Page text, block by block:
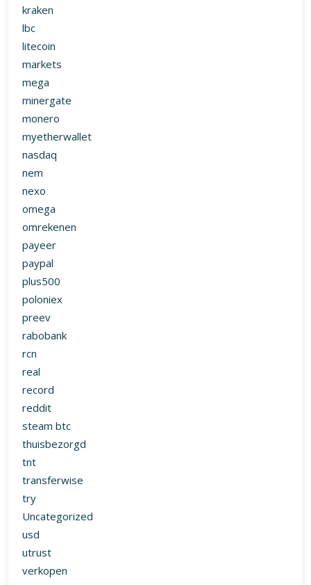
kraken
lbc
litecoin
markets
mega
minergate
monero
myetherwallet
nasdaq
nem
nexo
omega
omrekenen
payeer
paypal
plus500
poloniex
preev
rabobank
rcn
real
record
reddit
steam btc
thuisbezorgd
tnt
transferwise
try
Uncategorized
usd
utrust
verkopen